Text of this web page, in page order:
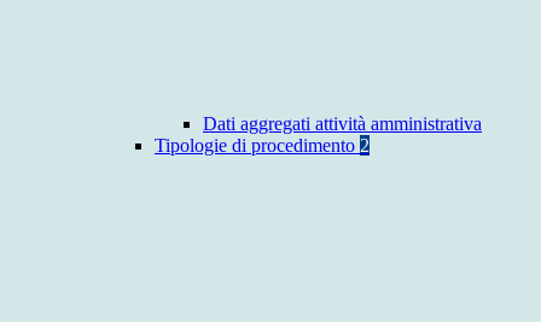
Dati aggregati attività amministrativa
Tipologie di procedimento 2